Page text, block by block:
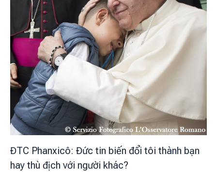
ĐTC Phanxicô: Đức tin biến đổi tôi thành bạn
hay thù địch với người khác?